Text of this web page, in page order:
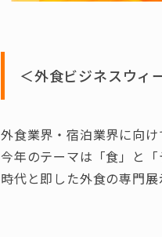
＜外食ビジネスウィ
外食業界・宿泊業界に向
今年のテーマは「食」と「
時代と即した外食の専門